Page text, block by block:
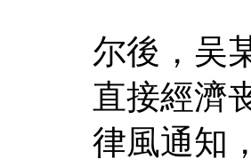
尔後，吴
直接經濟
律風通知